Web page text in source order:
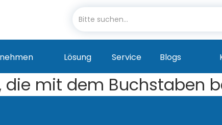
Lösung Service Blogs
die mit dem Buchstaben